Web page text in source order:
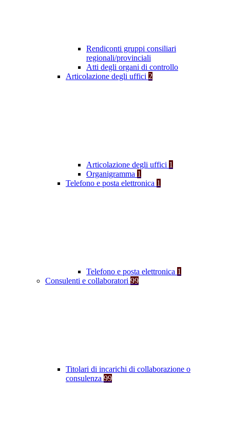
Rendiconti gruppi consiliari
regionali/provinciali
Atti degli organi di controllo
Articolazione degli uffici 2
Articolazione degli uffici 1
Organigramma 1
Telefono e posta elettronica 1
Telefono e posta elettronica 1
Consulenti e collaboratori 99
Titolari di incarichi di collaborazione o
consulenza 99